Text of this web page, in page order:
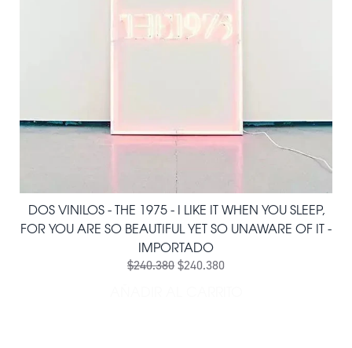
DOS VINILOS - THE 1975 - I LIKE IT WHEN YOU SLEEP,
FOR YOU ARE SO BEAUTIFUL YET SO UNAWARE OF IT -
IMPORTADO
$240.380$240.380